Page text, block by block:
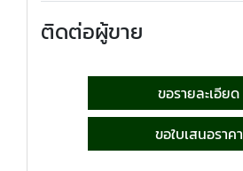
ติดต่อผู้ขาย
ขอรายละเอียด
ขอใบเสนอราคา